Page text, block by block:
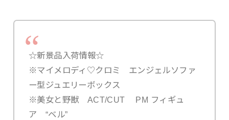
☆新景品入荷情報☆
※マイメロディ♡クロミ エンジェルソファ
ー型ジュエリーボックス
※美女と野獣 ACT/CUT PM フィギュ
ア “ベル”